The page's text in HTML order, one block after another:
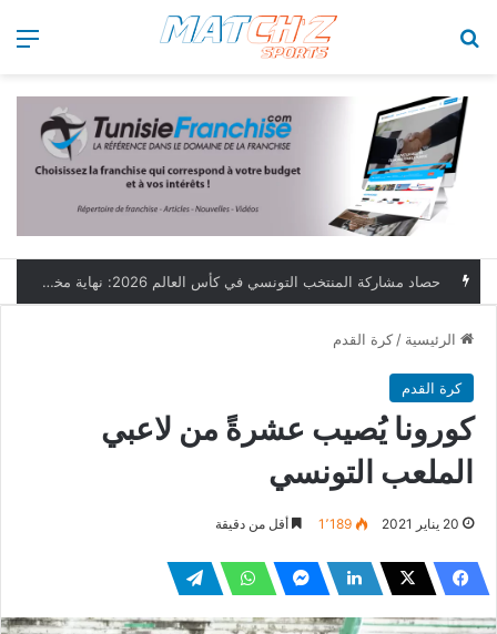
حصاد مشاركة المنتخب التونسي في كأس العالم 2026: نهاية مخيبة وطموحات مؤجلة
الرئيسية / كرة القدم
كرة القدم
كورونا يُصيب عشرةً من لاعبي
الملعب التونسي
20 يناير 2021 1٬189 أقل من دقيقة